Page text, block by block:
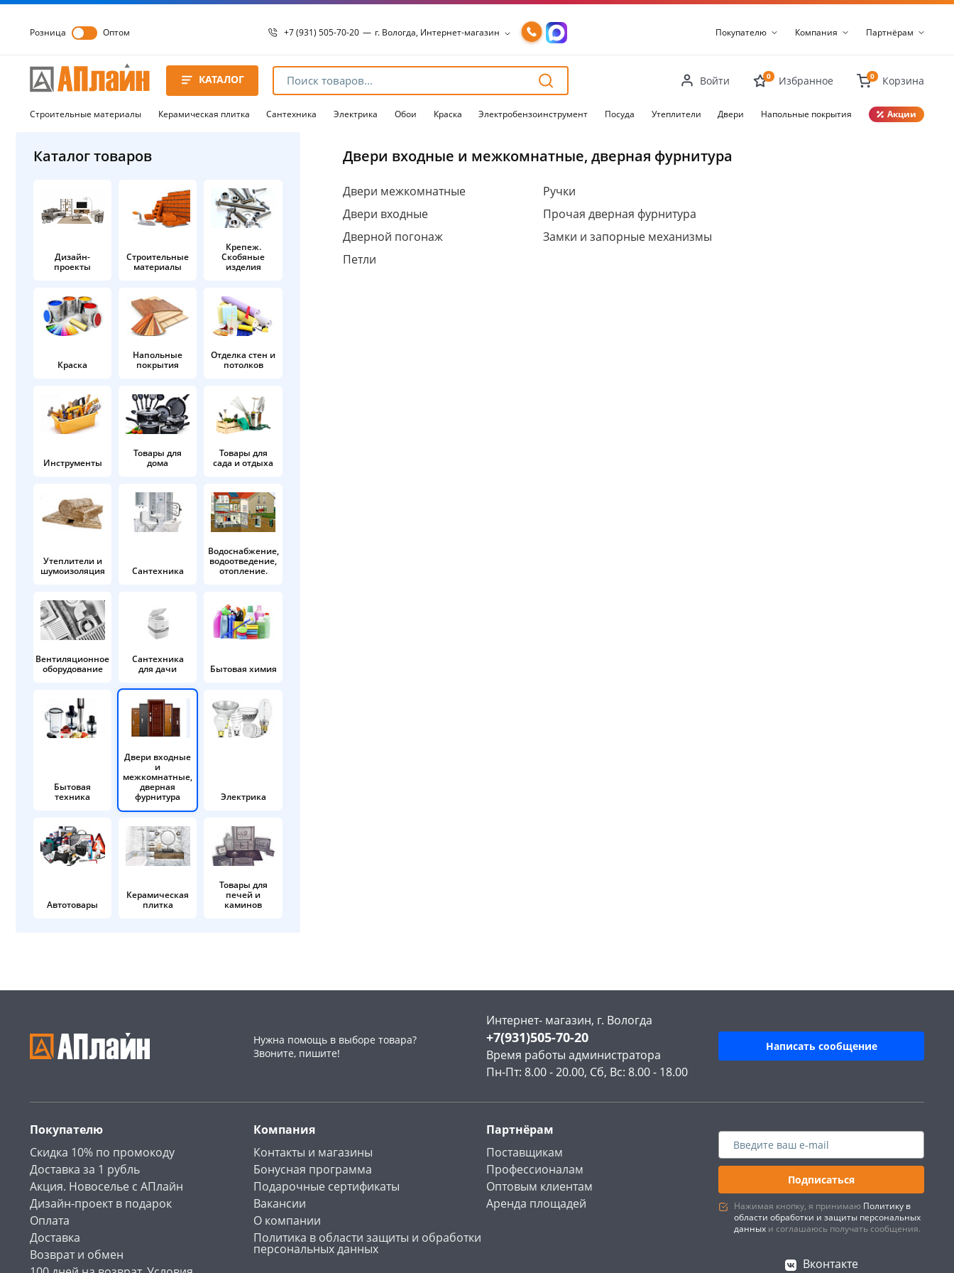
Розница Оптом +7 (931) 505-70-20 — г. Вологда, Интернет-магазин
8 8172 54-15-98
8 8172 54-15-96
г. Вологда, Пошехонское ш., 18
Покупателю Компания Партнёрам
КАТАЛОГ Войти 0 Избранное 0 Корзина
Строительные материалы Керамическая плитка Сантехника Электрика Обои Краска Электробензоинструмент Посуда Утеплители Двери Напольные покрытия Акции
Каталог товаров
Дизайн-
проекты
Строительные
материалы
Крепеж.
Скобяные
изделия
Краска
Напольные
покрытия
Отделка стен и
потолков
Инструменты
Товары для
дома
Товары для
сада и отдыха
Утеплители и
шумоизоляция
Сантехника
Водоснабжение,
водоотведение,
отопление.
Вентиляционное
оборудование
Сантехника
для дачи
Бытовая химия
Бытовая
техника
Двери входные
и
межкомнатные,
дверная
фурнитура
Электрика
Автотовары
Керамическая
плитка
Товары для
печей и
каминов
Двери входные и межкомнатные, дверная фурнитура
Двери межкомнатные
Двери входные
Дверной погонаж
Петли
Ручки
Прочая дверная фурнитура
Замки и запорные механизмы
Нужна помощь в выборе товара?
Звоните, пишите!
Интернет- магазин, г. Вологда
+7(931)505-70-20
Время работы администратора
Пн-Пт: 8.00 - 20.00, Сб, Вс: 8.00 - 18.00
Написать сообщение
Покупателю
Скидка 10% по промокоду
Доставка за 1 рубль
Акция. Новоселье с АПлайн
Дизайн-проект в подарок
Оплата
Доставка
Возврат и обмен
Компания
Контакты и магазины
Бонусная программа
Подарочные сертификаты
Вакансии
О компании
Политика в области защиты и обработки
персональных данных
Партнёрам
Поставщикам
Профессионалам
Оптовым клиентам
Аренда площадей
Подписаться
Нажимая кнопку, я принимаю Политику в
области обработки и защиты персональных
данных и соглашаюсь получать сообщения.
Вконтакте
Для клиентов всех банков
Разбейтеоплату
на части
раз в 2 недели